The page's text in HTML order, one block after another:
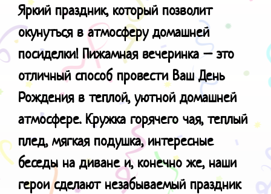
Яркий праздник, который позволит
окунуться в атмосферу домашней
посиделки! Пижамная вечеринка – это
отличный способ провести Ваш День
Рождения в теплой, уютной домашней
атмосфере. Кружка горячего чая, теплый
плед, мягкая подушка, интересные
беседы на диване и, конечно же, наши
герои сделают незабываемый праздник